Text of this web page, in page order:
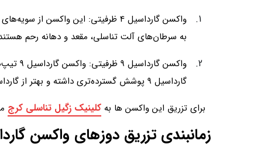
به سرطان‌های آلت تناسلی، مقعد و دهانه رحم
گارداسیل 9 پوشش گسترده‌تری داشته و بهتر از گارداسیل 4 عمل می‌کند.
برای تزریق این واکسن ها به کلینیک زگیل تناسلی کرج
زمانبندی تزریق دوزهای واکسن